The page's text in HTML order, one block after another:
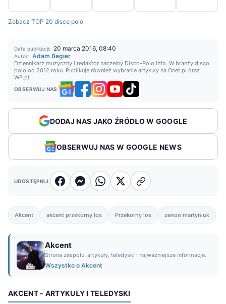
Zobacz TOP 20 disco polo
Data publikacji: 20 marca 2016, 08:40
Autor: Adam Begier
Dziennikarz muzyczny i redaktor naczelny Disco-Polo.info. W branży disco
polo od 2012 roku. Publikuje również wybranie artykuły na Onet.pl oraz
WP.pl
OBSERWUJ NAS
DODAJ NAS JAKO ŹRÓDŁO W GOOGLE
OBSERWUJ NAS W GOOGLE NEWS
UDOSTĘPNIJ:
Akcent akcent przekorny los Przekorny los zenon martyniuk
Akcent
Strona zespołu, artykuły, teledyski i najważniejsze informacje.
Wszystko o Akcent
AKCENT - ARTYKUŁY I TELEDYSKI